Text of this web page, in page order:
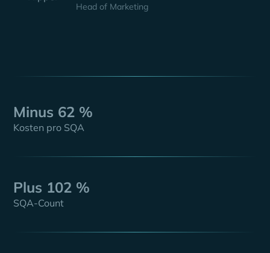
Head of Marketing
Minus 62 %
Kosten pro SQA
Plus 102 %
SQA-Count